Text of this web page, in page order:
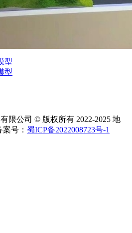
型
型
限公司 © 版权所有 2022-2025 地
案号： 蜀ICP备2022008723号-1